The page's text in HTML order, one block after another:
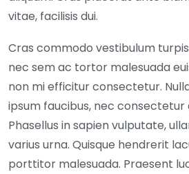
vitae, facilisis dui.
Cras commodo vestibulum
nec sem ac tortor malesuada
non mi efficitur consectetur.
ipsum faucibus, nec consectetur
Phasellus in sapien vulputate,
varius urna. Quisque hendrerit
porttitor malesuada. Praesent